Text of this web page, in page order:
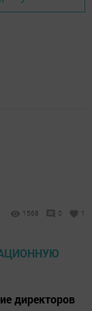
1568 0 1
директоров